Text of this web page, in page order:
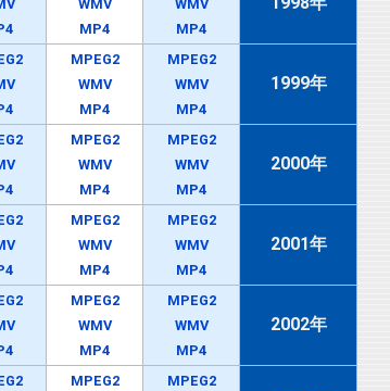
WMV
MP4
WMV
MP4
MPEG2
WMV
MP4
MPEG2
WMV
MP4
1999年
MPEG2
WMV
MP4
MPEG2
WMV
MP4
2000年
MPEG2
WMV
MP4
MPEG2
WMV
MP4
2001年
MPEG2
WMV
MP4
MPEG2
WMV
MP4
2002年
MPEG2
MPEG2